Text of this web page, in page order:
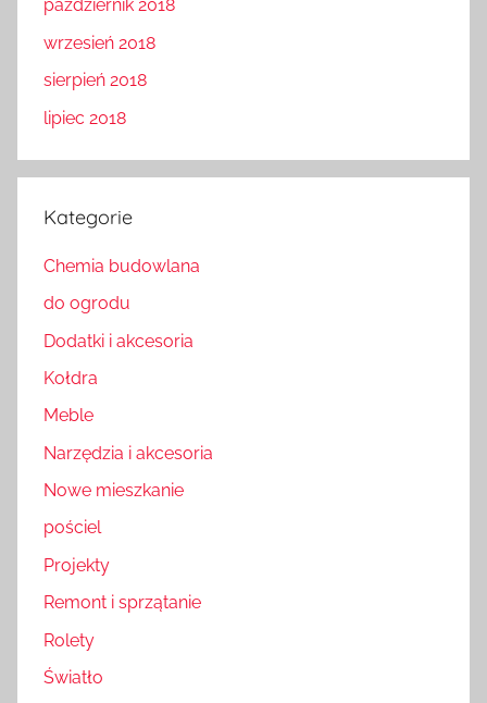
październik 2018
wrzesień 2018
sierpień 2018
lipiec 2018
Kategorie
Chemia budowlana
do ogrodu
Dodatki i akcesoria
Kołdra
Meble
Narzędzia i akcesoria
Nowe mieszkanie
pościel
Projekty
Remont i sprzątanie
Rolety
Światło